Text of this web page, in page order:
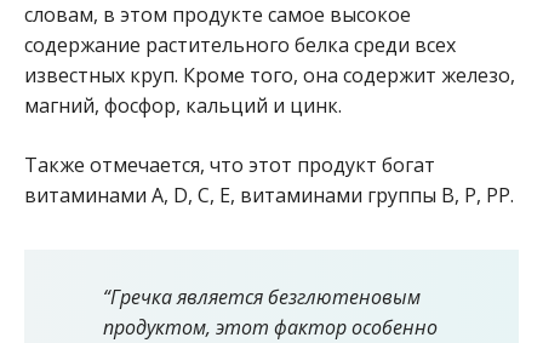
словам, в этом продукте самое высокое
содержание растительного белка среди всех
известных круп. Кроме того, она содержит железо,
магний, фосфор, кальций и цинк.
Также отмечается, что этот продукт богат
витаминами A, D, C, E, витаминами группы B, P, PP.
“Гречка является безглютеновым
продуктом, этот фактор особенно